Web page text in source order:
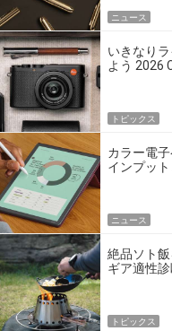
ニュース
いきなり
よう 2026
トピックス
カラー電
インプッ
ニュース
絶品ソト
ギア適性診
トピックス